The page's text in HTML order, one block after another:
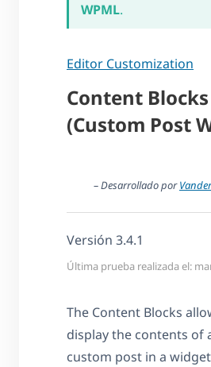
WPML.
Editor Customization
Content Blocks
(Custom Post
– Desarrollado por
Versión 3.4.1
Última prueba realizada el:
The Content Blocks
display the contents of
custom post in a